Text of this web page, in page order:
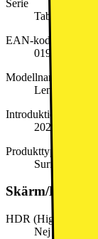
Serie
Tab
EAN-kod
Modellnamn
Lenovo Tab
Introduktionsår
2025
Produkttyp
Surfplatta
Skärm/Display
HDR (High
Nej